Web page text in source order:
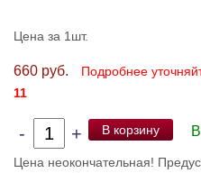
Цена за 1шт.
660 руб. Подробнее
11
- + В корзину
Цена неокончательная!